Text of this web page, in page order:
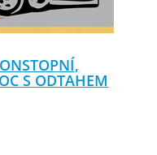
S ODTAHEM